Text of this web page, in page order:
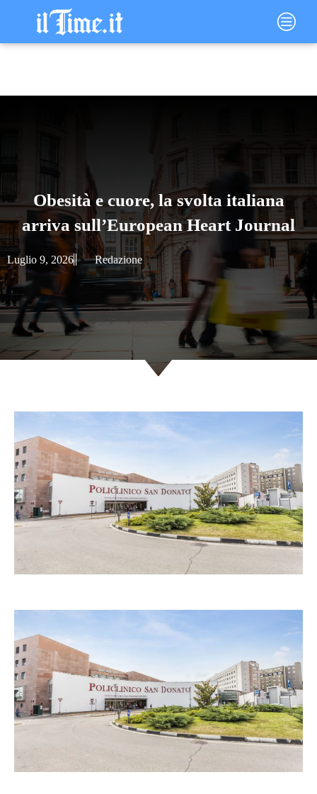
contenuto
Main
Menu
Obesità e cuore, la svolta italiana
arriva sull’European Heart Journal
Luglio 9, 2026 Redazione